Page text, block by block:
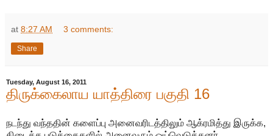
at 8:27 AM 3 comments:
Share
Tuesday, August 16, 2011
திருக்கைலாய யாத்திரை பகுதி 16
நடந்து வந்ததின் களைப்பு அனைவரிடத்திலும் ஆக்ரமித்து இருக்க,